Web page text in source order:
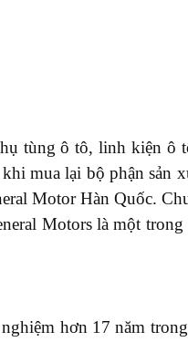
tùng ô tô, linh kiện ô
mua lại bộ phận sản
Motor Hàn Quốc.
Motors là một
hơn 17 năm